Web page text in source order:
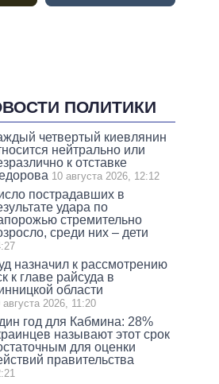
ПОЛИТИКИ
четвертый киевлянин
нейтрально или
к отставке
10 августа 2026, 12:12
пострадавших в
удара по
стремительно
среди них – дети
назначил к рассмотрению
к главе райсуда в
области
августа 2026, 11:20
год для Кабмина: 28%
называют этот срок
для оценки
правительства